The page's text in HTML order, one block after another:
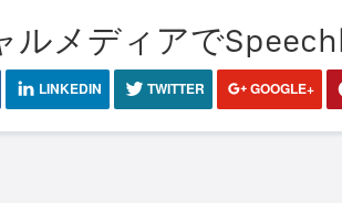
ルメディアで
LINKEDIN TWITTER GOOGLE+